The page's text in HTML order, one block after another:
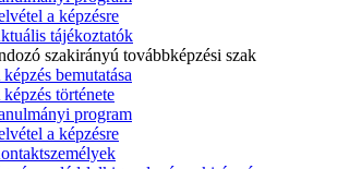
a képzésre
tájékoztatók
szakirányú továbbképzési szak
képzés bemutatása
képzés története
program
a képzésre